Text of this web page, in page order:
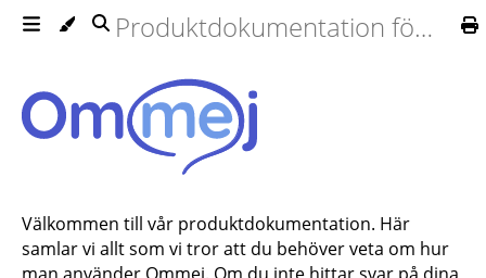
Produktdokumentation för Ommej
Välkommen till vår produktdokumentation. Här
samlar vi allt som vi tror att du behöver veta om hur